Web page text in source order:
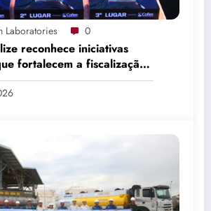
Laboratories 0
reconhece iniciativas
fortalecem a fiscalização